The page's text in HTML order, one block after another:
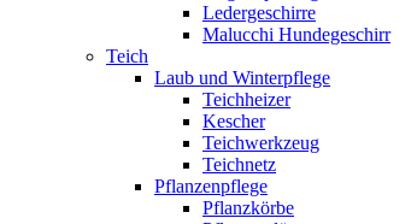
Ledergeschirre
Malucchi Hundegeschirr
Teich
Laub und Winterpflege
Teichheizer
Kescher
Teichwerkzeug
Teichnetz
Pflanzenpflege
Pflanzkörbe